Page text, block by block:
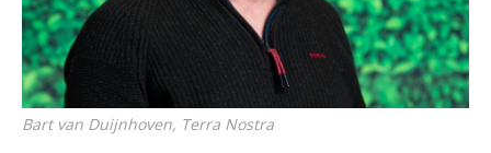
Bart van Duijnhoven, Terra Nostra